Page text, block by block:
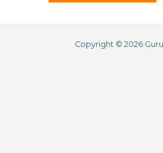
Copyright © 2026